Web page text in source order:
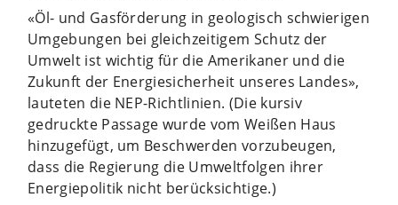
«Öl- und Gasförderung in geologisch schwierigen
Umgebungen bei gleichzeitigem Schutz der
Umwelt ist wichtig für die Amerikaner und die
Zukunft der Energiesicherheit unseres Landes»,
lauteten die NEP-Richtlinien. (Die kursiv
gedruckte Passage wurde vom Weißen Haus
hinzugefügt, um Beschwerden vorzubeugen,
dass die Regierung die Umweltfolgen ihrer
Energiepolitik nicht berücksichtige.)